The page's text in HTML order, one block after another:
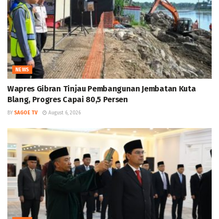
NEWS
Wapres Gibran Tinjau Pembangunan Jembatan Kuta
Blang, Progres Capai 80,5 Persen
BY SAGOE TV August 6, 2026